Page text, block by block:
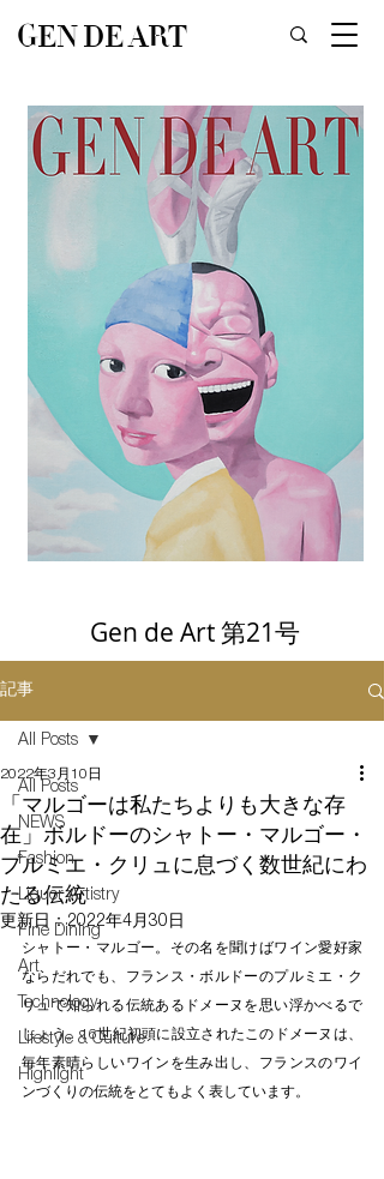
GEN DE ART
Gen de Art 第21号
記事
All Posts
NEWS
Fashion
Liquor Artistry
Fine Dining
Art
Technology
Lifestyle & Culture
Highlight
All Posts
「マルゴーは私たちよりも大きな存
在」ボルドーのシャトー・マルゴー・
プルミエ・クリュに息づく数世紀にわ
たる伝統
2022年3月10日
更新日：2022年4月30日
シャトー・マルゴー。その名を聞けばワイン愛好家
ならだれでも、フランス・ボルドーのプルミエ・ク
リュで知られる伝統あるドメーヌを思い浮かべるで
しょう。16世紀初頭に設立されたこのドメーヌは、
毎年素晴らしいワインを生み出し、フランスのワイ
ンづくりの伝統をとてもよく表しています。